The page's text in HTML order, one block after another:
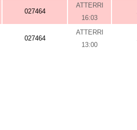
027464
ATTERRI
16:03
027464
ATTERRI
13:00